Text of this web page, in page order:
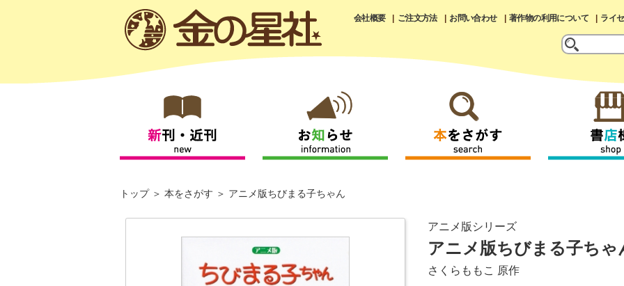
会社概要 ご注文方法 お問い合わせ 著作物の利用について ライ
トップ 本をさがす アニメ版ちびまる子ちゃん
アニメ版シリーズ
アニメ版ちびまる子ちゃ
さくらももこ 原作